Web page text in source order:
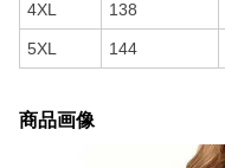
4XL 138
5XL 144
商品画像